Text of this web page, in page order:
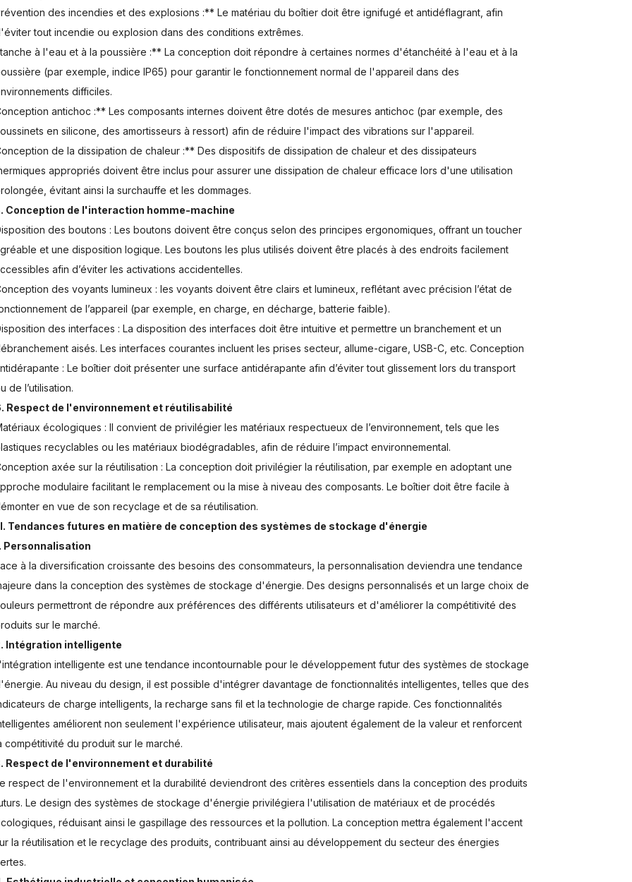
des incendies et des explosions :** Le matériau du boîtier doit être ignifugé et antidéflagrant, afin
tout incendie ou explosion dans des conditions extrêmes.
à l'eau et à la poussière :** La conception doit répondre à certaines normes d'étanchéité à l'eau et à la
(par exemple, indice IP65) pour garantir le fonctionnement normal de l'appareil dans des
difficiles.
antichoc :** Les composants internes doivent être dotés de mesures antichoc (par exemple, des
en silicone, des amortisseurs à ressort) afin de réduire l'impact des vibrations sur l'appareil.
de la dissipation de chaleur :** Des dispositifs de dissipation de chaleur et des dissipateurs
appropriés doivent être inclus pour assurer une dissipation de chaleur efficace lors d'une utilisation
évitant ainsi la surchauffe et les dommages.
Conception de l'interaction homme-machine
des boutons : Les boutons doivent être conçus selon des principes ergonomiques, offrant un toucher
et une disposition logique. Les boutons les plus utilisés doivent être placés à des endroits facilement
afin d’éviter les activations accidentelles.
des voyants lumineux : les voyants doivent être clairs et lumineux, reflétant avec précision l’état de
de l’appareil (par exemple, en charge, en décharge, batterie faible).
des interfaces : La disposition des interfaces doit être intuitive et permettre un branchement et un
aisés. Les interfaces courantes incluent les prises secteur, allume-cigare, USB-C, etc. Conception
: Le boîtier doit présenter une surface antidérapante afin d’éviter tout glissement lors du transport
de l’utilisation.
Respect de l'environnement et réutilisabilité
écologiques : Il convient de privilégier les matériaux respectueux de l’environnement, tels que les
recyclables ou les matériaux biodégradables, afin de réduire l’impact environnemental.
axée sur la réutilisation : La conception doit privilégier la réutilisation, par exemple en adoptant une
modulaire facilitant le remplacement ou la mise à niveau des composants. Le boîtier doit être facile à
en vue de son recyclage et de sa réutilisation.
Tendances futures en matière de conception des systèmes de stockage d'énergie
Personnalisation
à la diversification croissante des besoins des consommateurs, la personnalisation deviendra une tendance
dans la conception des systèmes de stockage d'énergie. Des designs personnalisés et un large choix de
permettront de répondre aux préférences des différents utilisateurs et d'améliorer la compétitivité des
sur le marché.
Intégration intelligente
intelligente est une tendance incontournable pour le développement futur des systèmes de stockage
Au niveau du design, il est possible d'intégrer davantage de fonctionnalités intelligentes, telles que des
de charge intelligents, la recharge sans fil et la technologie de charge rapide. Ces fonctionnalités
améliorent non seulement l'expérience utilisateur, mais ajoutent également de la valeur et renforcent
compétitivité du produit sur le marché.
Respect de l'environnement et durabilité
respect de l'environnement et la durabilité deviendront des critères essentiels dans la conception des produits
Le design des systèmes de stockage d'énergie privilégiera l'utilisation de matériaux et de procédés
réduisant ainsi le gaspillage des ressources et la pollution. La conception mettra également l'accent
la réutilisation et le recyclage des produits, contribuant ainsi au développement du secteur des énergies